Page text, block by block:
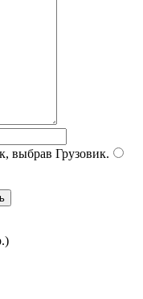
выбрав Грузовик.